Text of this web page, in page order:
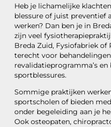
Heb je lichamelijke
blessure of juist preventief
werken? Dan ben je in
zijn veel
Breda Zuid, Fysiofabriek of
terecht voor
revalidatieprogramma’s
sportblessures.
Sommige praktijken
sportscholen of bieden
onder begeleiding aan je
Ook osteopaten,